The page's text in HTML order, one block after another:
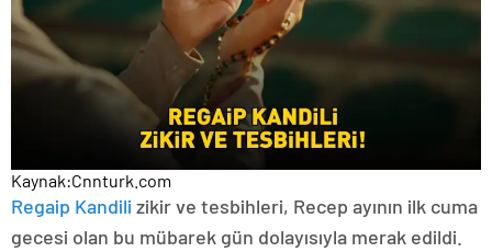
Kaynak:Cnnturk.com
Regaip Kandili zikir ve tesbihleri, Recep ayının ilk cuma
gecesi olan bu mübarek gün dolayısıyla merak edildi.